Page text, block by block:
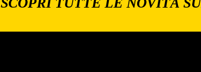
SCOPRI TUTTE LE NOVITÀ